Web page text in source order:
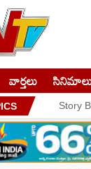
వార్తలు
Story